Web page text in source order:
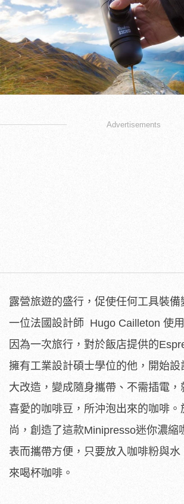
Advertisements
露營旅遊的盛行，促使任何工具裝備
一位法國設計師 Hugo Cailleton 使
因為一次旅行，對於飯店提供的
擁有工業設計碩士學位的他，開始設
大改造，變成隨身攜帶、不需插電
喜愛的咖啡豆，所沖泡出來的咖啡
尚，創造了這款Minipresso迷你濃縮
表而攜帶方便，只要放入咖啡粉與水
來喝杯咖啡。